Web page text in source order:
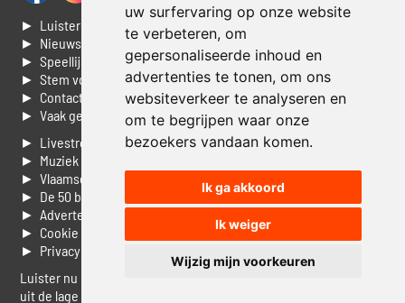
uw surfervaring op onze website
te verbeteren, om
gepersonaliseerde inhoud en
advertenties te tonen, om ons
websiteverkeer te analyseren en
om te begrijpen waar onze
bezoekers vandaan komen.
Ik ga akkoord
Ik weiger
Wijzig mijn voorkeuren
► Luisteren naar Jouwradio
► Nieuws
► Speellijst
► Stem voor de Dag top 3
► Contacteer ons
► Vaak gestelde vragen
► Livestream informatie
► Muziek opzoeken
► Vlaamse 100 Aller tijden
► De 50 beste van...
► Adverteren op Jouwradio
► Cookie voorkeuren wijzigen
► Privacyinformatie
Luister nu naar Jouwradio! De beste Nederlandstalige muziek
uit de lage landen hoor je hier al 20 jaar. In digitale kwaliteit op je